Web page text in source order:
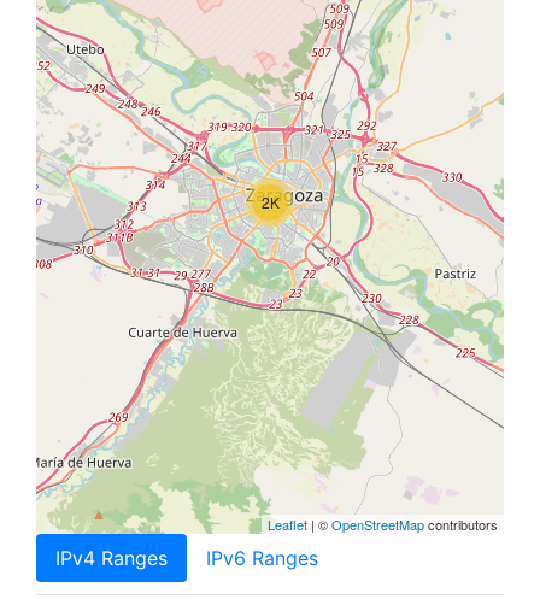
2K
Leaflet | ©OpenStreetMapcontributors
IPv4 Ranges IPv6 Ranges